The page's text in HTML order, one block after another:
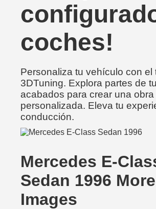
coches!
Personaliza tu vehículo con el
3DTuning. Explora partes de
acabados para crear una obra
personalizada. Eleva tu
conducción.
Mercedes E-
Sedan 1996 More
Images